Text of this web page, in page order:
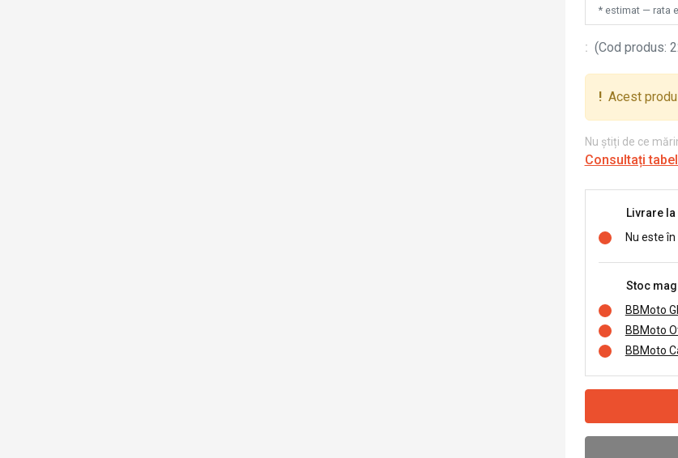
* estimat — rata
: (Cod produs:
! Acest
Nu știți de ce
Consultați
Livrare
Nu este
Stoc
BBMoto
BBMoto
BBMoto